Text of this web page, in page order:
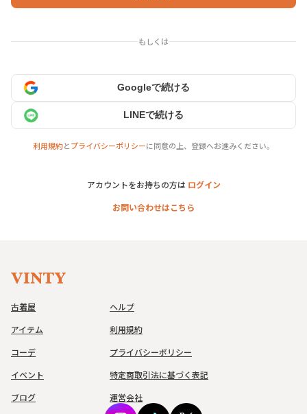
もしくは
Googleで続ける
LINEで続ける
利用規約とプライバシーポリシーに同意の上、登録へお進みください。
アカウントをお持ちの方は ログイン
お問い合わせはこちら
古着屋
アイテム
コーデ
イベント
ブログ
ヘルプ
利用規約
プライバシーポリシー
特定商取引法に基づく表記
運営会社